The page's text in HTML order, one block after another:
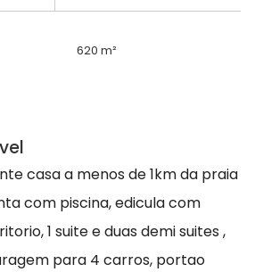
620 m²
casa a menos de 1km da praia
com piscina, edicula com
1 suite e duas demi suites ,
para 4 carros, portao